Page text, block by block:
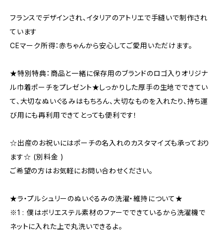
フランスでデザインされ、イタリアのアトリエで手縫いで制作され
ています
CEマーク所得：赤ちゃんから安心してご愛用いただけます。
★特別特典：商品と一緒に保存用のブランドのロゴ入りオリジナ
ル巾着ポーチをプレゼント★しっかりした厚手の生地でできてい
て、大切なぬいぐるみはもちろん、大切なものを入れたり、持ち運
び用にも再利用できてとっても便利です！
☆出産のお祝いにはポーチの名入れのカスタマイズも承っており
ます☆ (別料金 )
ご希望の方はお気軽にお問い合わせください。
★ラ・プルシュリーのぬいぐるみの洗濯・維持について★
※1 : 僕はボリエステル素材のファーでできているから洗濯機で
ネットに入れた上で丸洗いできるよ。